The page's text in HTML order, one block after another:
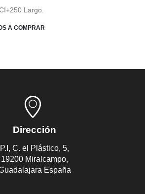
Largo.
A COMPRAR
Dirección
P.I, C. el Plástico, 5,
19200 Miralcampo,
España